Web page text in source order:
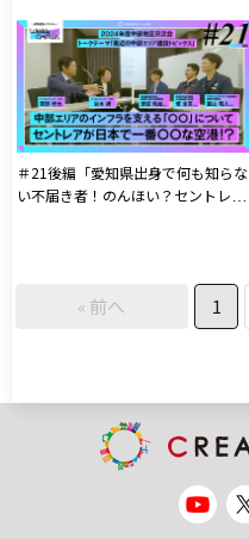
の科学展』について科学館職員の方
＃21後編「愛知県出身で何も知らな
い不届き者！のんほい？セントレ
« 前へ 1